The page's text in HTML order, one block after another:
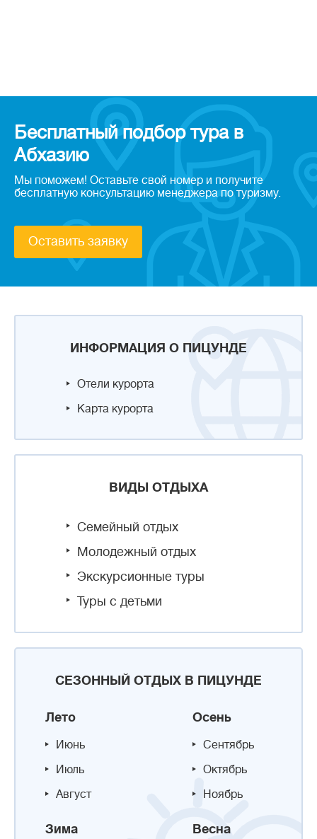
ИНФОРМАЦИЯ О ПИЦУНДЕ
Отели курорта
Карта курорта
ВИДЫ ОТДЫХА
Семейный отдых
Молодежный отдых
Экскурсионные туры
Туры с детьми
СЕЗОННЫЙ ОТДЫХ В ПИЦУНДЕ
Лето
Июнь
Июль
Август
Осень
Сентябрь
Октябрь
Ноябрь
Зима Весна
Бесплатный подбор тура в
Абхазию
Мы поможем! Оставьте свой номер и получите
бесплатную консультацию менеджера по туризму.
Оставить заявку